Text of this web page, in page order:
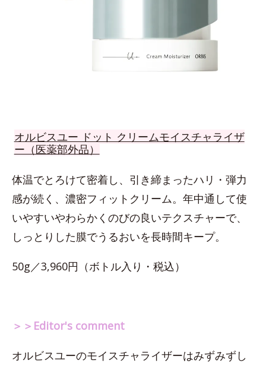
オルビスユー ドット クリームモイスチャライザ
ー（医薬部外品）
体温でとろけて密着し、引き締まったハリ・弾力
感が続く、濃密フィットクリーム。年中通して使
いやすいやわらかくのびの良いテクスチャーで、
しっとりした膜でうるおいを長時間キープ。
50g／3,960円（ボトル入り・税込）
＞＞Editor's comment
オルビスユーのモイスチャライザーはみずみずし